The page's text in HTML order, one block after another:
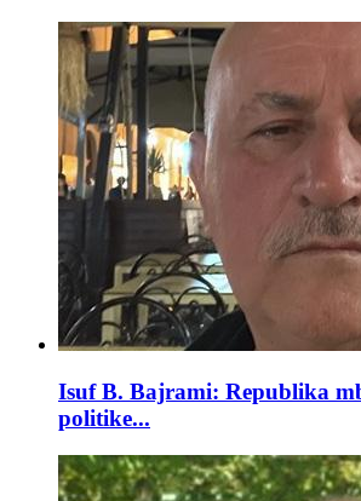
Isuf B. Bajrami: Republika
politike...